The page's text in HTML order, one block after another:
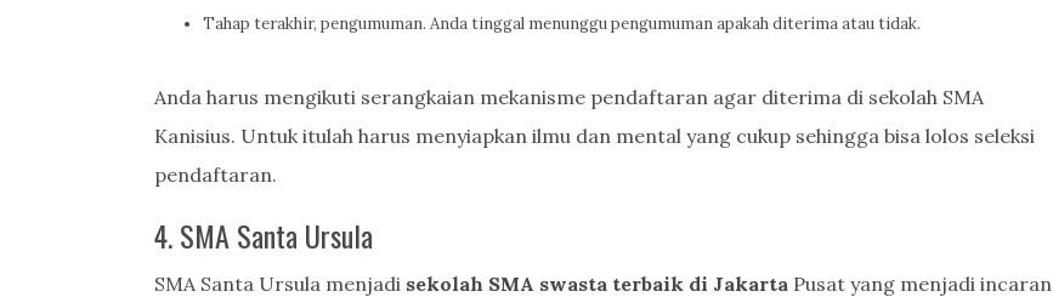
Tahap terakhir, pengumuman. Anda tinggal menunggu pengumuman apakah diterima atau tidak.
Anda harus mengikuti serangkaian mekanisme pendaftaran agar diterima di sekolah SMA
Kanisius. Untuk itulah harus menyiapkan ilmu dan mental yang cukup sehingga bisa lolos seleksi
pendaftaran.
4. SMA Santa Ursula
SMA Santa Ursula menjadi sekolah SMA swasta terbaik di Jakarta Pusat yang menjadi incaran